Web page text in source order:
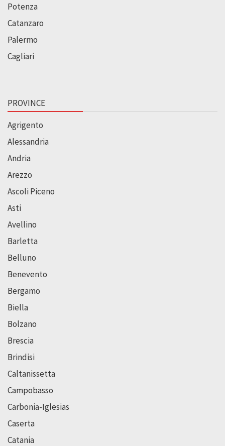
Potenza
Catanzaro
Palermo
Cagliari
PROVINCE
Agrigento
Alessandria
Andria
Arezzo
Ascoli Piceno
Asti
Avellino
Barletta
Belluno
Benevento
Bergamo
Biella
Bolzano
Brescia
Brindisi
Caltanissetta
Campobasso
Carbonia-Iglesias
Caserta
Catania